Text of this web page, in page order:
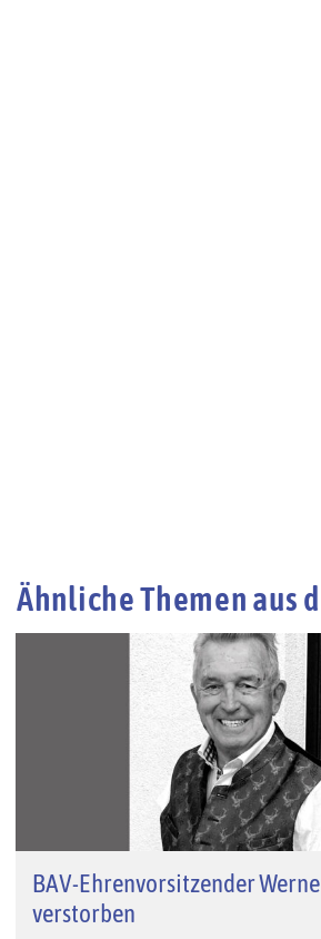
Ähnliche Themen aus
BAV-Ehrenvorsitzender
verstorben